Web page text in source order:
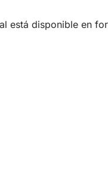
está disponible en